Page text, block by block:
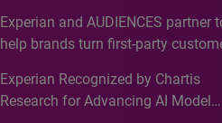
Recognition for Australia
Experian and AUDIENCES partner
help brands turn first-party
media activation
Experian Recognized by Chartis
Research for Advancing AI Model